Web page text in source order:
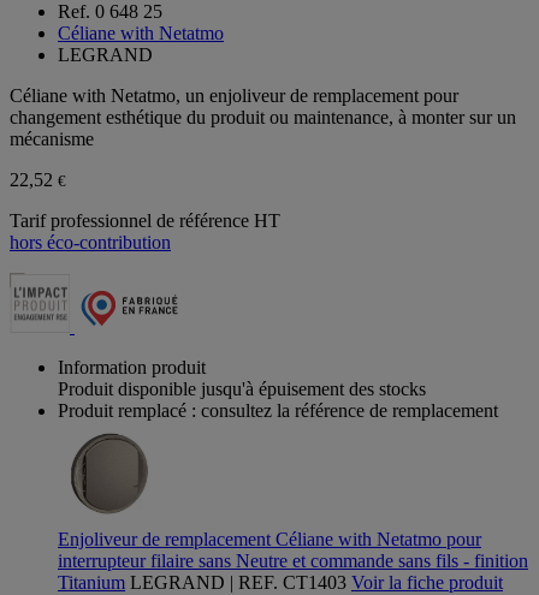
Ref. 0 648 25
Céliane with Netatmo
LEGRAND
Céliane with Netatmo, un enjoliveur de remplacement pour
changement esthétique du produit ou maintenance, à monter sur un
mécanisme
22,52 €
Tarif professionnel de référence HT
hors éco-contribution
Information produit
Produit disponible jusqu'à épuisement des stocks
Produit remplacé : consultez la référence de remplacement
Enjoliveur de remplacement Céliane with Netatmo pour
interrupteur filaire sans Neutre et commande sans fils - finition
Titanium LEGRAND | REF. CT1403 Voir la fiche produit